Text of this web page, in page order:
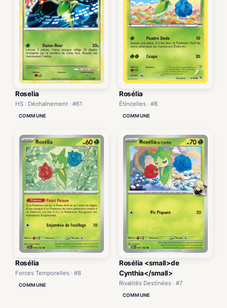
Roselia
HS : Déchaînement · #61
COMMUNE
Rosélia
Étincelles · #8
COMMUNE
Rosélia
Forces Temporelles · #8
COMMUNE
Rosélia <small>de
Cynthia</small>
Rivalités Destinées · #7
COMMUNE